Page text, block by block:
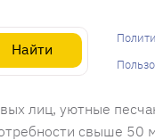
Найти
лиц, уютные
свыше 50